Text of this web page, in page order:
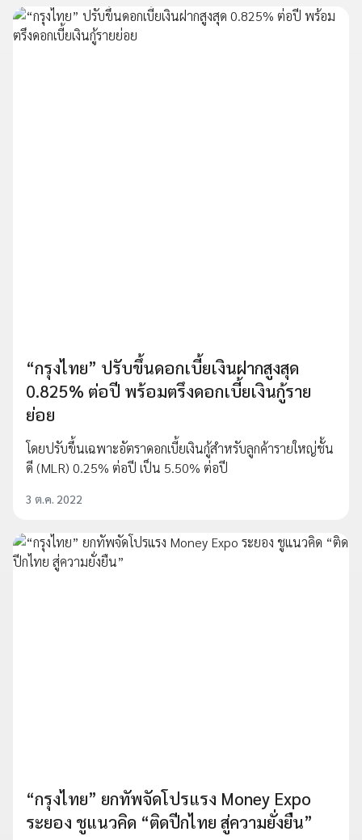
“กรุงไทย” ปรับขึ้นดอกเบี้ยเงินฝากสูงสุด
0.825% ต่อปี พร้อมตรึงดอกเบี้ยเงินกู้ราย
ย่อย
โดยปรับขึ้นเฉพาะอัตราดอกเบี้ยเงินกู้สำหรับลูกค้ารายใหญ่ชั้น
ดี (MLR) 0.25% ต่อปี เป็น 5.50% ต่อปี
3 ต.ค. 2022
“กรุงไทย” ยกทัพจัดโปรแรง Money Expo
ระยอง ชูแนวคิด “ติดปีกไทย สู่ความยั่งยืน”